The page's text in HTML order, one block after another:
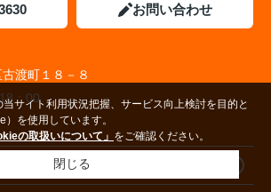
お問い合わせ
渡町１８－８
：00
サイト利用状況把握、サービス向上検討を目的と
を使用しています。
の取扱いについて」 をご確認ください。
閉じる